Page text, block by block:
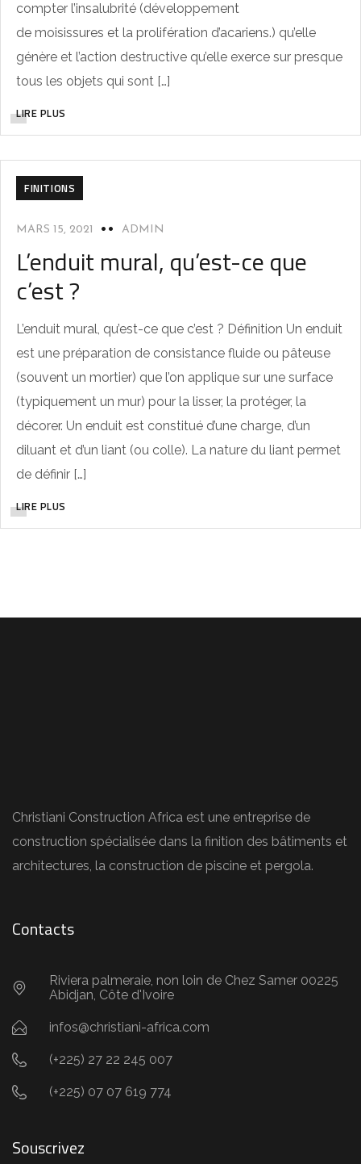
compter l’insalubrité (développement
de moisissures et la prolifération d’acariens.) qu’elle
génère et l’action destructive qu’elle exerce sur presque
tous les objets qui sont […]
LIRE PLUS
FINITIONS
MARS 15, 2021 ADMIN
L’enduit mural, qu’est-ce que
c’est ?
L’enduit mural, qu’est-ce que c’est ? Définition Un enduit
est une préparation de consistance fluide ou pâteuse
(souvent un mortier) que l’on applique sur une surface
(typiquement un mur) pour la lisser, la protéger, la
décorer. Un enduit est constitué d’une charge, d’un
diluant et d’un liant (ou colle). La nature du liant permet
de définir […]
LIRE PLUS
Christiani Construction Africa est une entreprise de
construction spécialisée dans la finition des bâtiments et
architectures, la construction de piscine et pergola.
Contacts
Riviera palmeraie, non loin de Chez Samer 00225
Abidjan, Côte d'Ivoire
infos@christiani-africa.com
(+225) 27 22 245 007
(+225) 07 07 619 774
Souscrivez